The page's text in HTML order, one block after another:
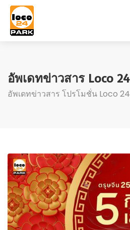
อัพเดทข่าวสาร Loco 24
อัพเดทข่าวสาร โปรโมชั่น Loco 24